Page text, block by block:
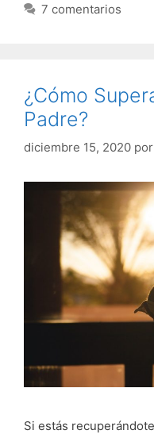
7 comentarios
¿Cómo
Padre?
diciembre 15, 2020 por
Si estás